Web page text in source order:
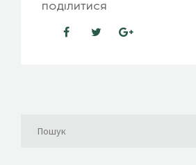
ПОДІЛИТИСЯ